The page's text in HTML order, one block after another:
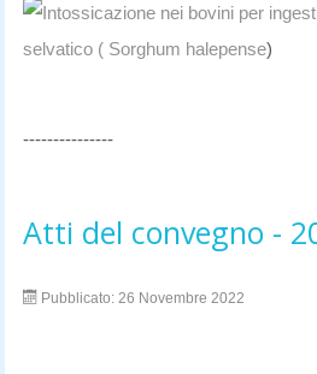
Intossicazione nei bovini per
selvatico ( Sorghum halepense)
---------------
Atti del convegno -
Pubblicato: 26 Novembre 2022